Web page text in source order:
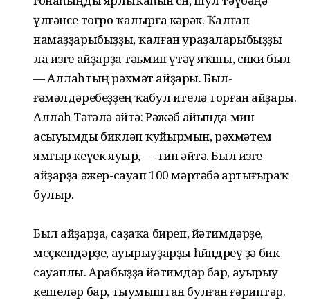
үлгәнсе тоғро ҡалырға кәрәк. Ҡалған
намаҙҙарыбыҙҙы, ҡалған ураҙаларыбыҙҙы
ла изге айҙарҙа тәьмин үтәү яҡшы, сөнки был
— Аллаһтың рәхмәт айҙары. Был-
ғәмәлдәребеҙҙең ҡабул ителә торған айҙары.
Аллаһ Тәғәлә әйтә: Рәжәб айында мин
асыуымды бикләп ҡуйырмын, рәхмәтем
ямғыр кеүек яуыр, — тип әйтә. Был изге
айҙарҙа әжер-сауап 100 мәртәбә артығыраҡ
булыр.
Был айҙарҙа, саҙаҡа биреп, йәтимдәрҙе,
меҫкендәрҙе, ауырыуҙарҙы һөйөндөреү ҙә бик
сауаплы. Арабыҙҙа йәтимдәр бар, ауырыу
кешеләр бар, тыумыштан булған ғәриптәр.